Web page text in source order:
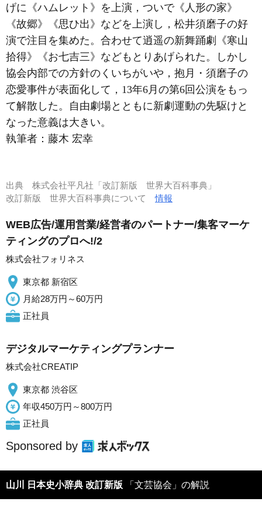
げに《ハムレット》を上演，ついで《人形の家》
《故郷》《思ひ出》などを上演し，松井須磨子の好
演で注目を集めた。合わせて逍遥の新舞踊劇《寒山
拾得》《お七吉三》などもとりあげられた。しかし
協会内部での方針のくいちがいや，抱月・須磨子の
恋愛事件が表面化して，13年6月の第6回公演をもっ
て解散した。自由劇場とともに新劇運動の先駆けと
なった意義は大きい。
執筆者： 藤木 宏幸
出典 株式会社平凡社「改訂新版 世界大百科事典」
改訂新版 世界大百科事典について情報
WEB広告/運用営業/経営者のパートナー/集客マーケ
ティングのプロへ!/2
株式会社フォリネス
東京都 新宿区
月給28万円～60万円
正社員
デジタルマーケティングプランナー
株式会社CREATIP
東京都 渋谷区
年収450万円～800万円
正社員
Sponsored by
山川 日本史小辞典 改訂新版 「文芸協会」の解説